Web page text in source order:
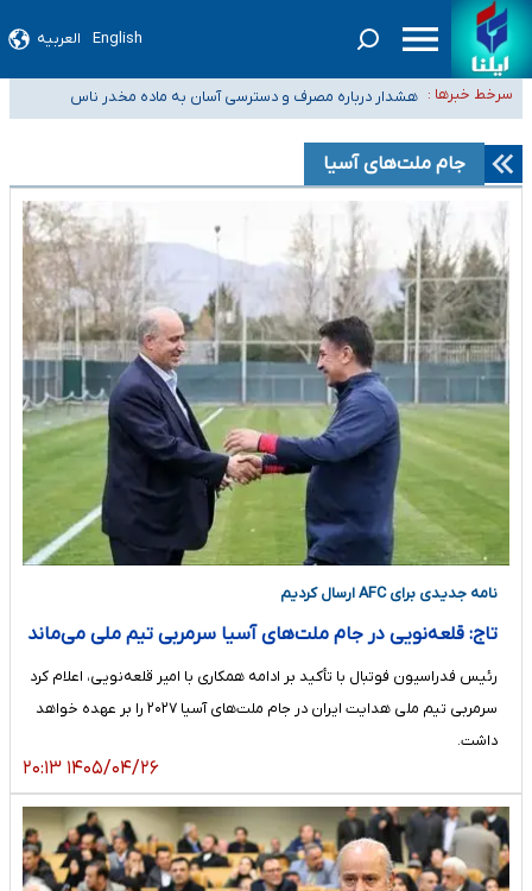
English العربیه
سرخط خبرها :
ثبت‌نام بخش عمده دانش‌آموزان مدارس ایرانی امارات در کشور/ درباره محصلان
باقی‌مانده در دبی متناسب با شرایط جدید تصمیم‌گیری می‌شود
هشدار درباره مصرف و دسترسی آسان به ماده مخدر ناس
هیچ فقره وامی پرداخت نکرده است
کسانی که خواهان ادامه جنگ هستند، برنامه خود را برای اداره کشور ارائه کنند
جام ملت‌های آسیا
نامه جدیدی برای AFC ارسال کردیم
تاج: قلعه‌نویی در جام ملت‌های آسیا سرمربی تیم ملی می‌ماند
رئیس فدراسیون فوتبال با تأکید بر ادامه همکاری با امیر قلعه‌نویی، اعلام کرد
سرمربی تیم ملی هدایت ایران در جام ملت‌های آسیا ۲۰۲۷ را بر عهده خواهد
داشت.
۱۴۰۵/۰۴/۲۶ ۲۰:۱۳